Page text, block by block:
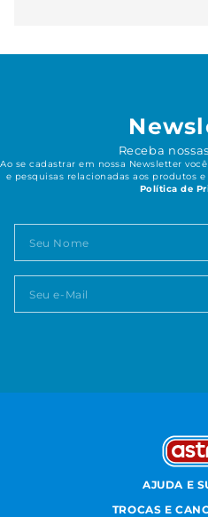
Receba
Ao se cadastrar em nossa Newsletter
e pesquisas relacionadas aos produtos
Política de
AJUDA E
TROCAS E